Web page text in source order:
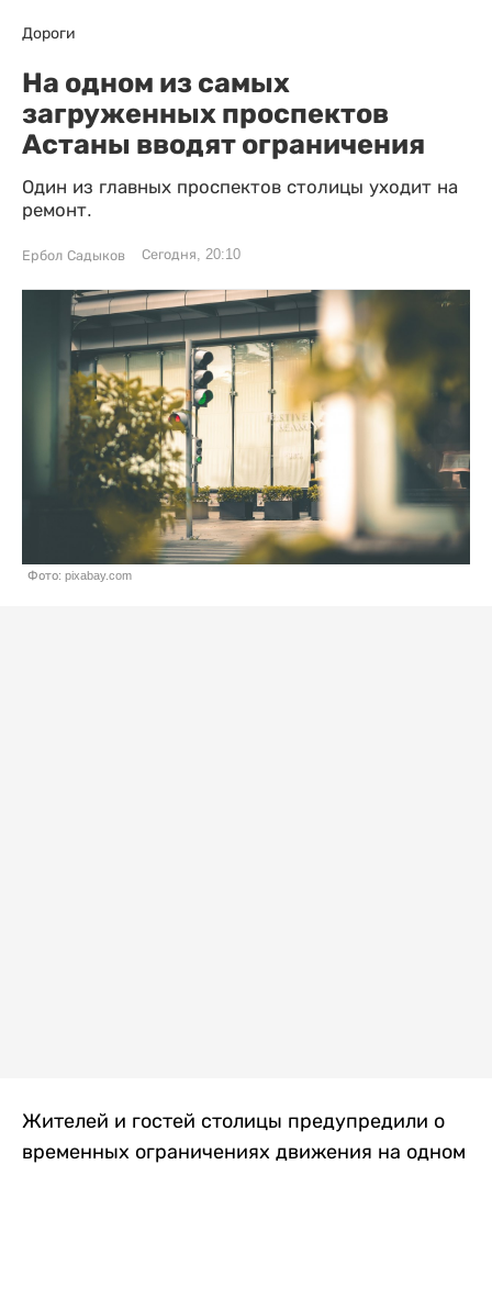
Дороги
На одном из самых
загруженных проспектов
Астаны вводят ограничения
Один из главных проспектов столицы уходит на
ремонт.
Ербол Садыков Сегодня, 20:10
Фото: pixabay.com
Жителей и гостей столицы предупредили о
временных ограничениях движения на одном